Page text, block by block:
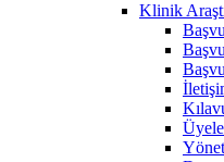
Klinik